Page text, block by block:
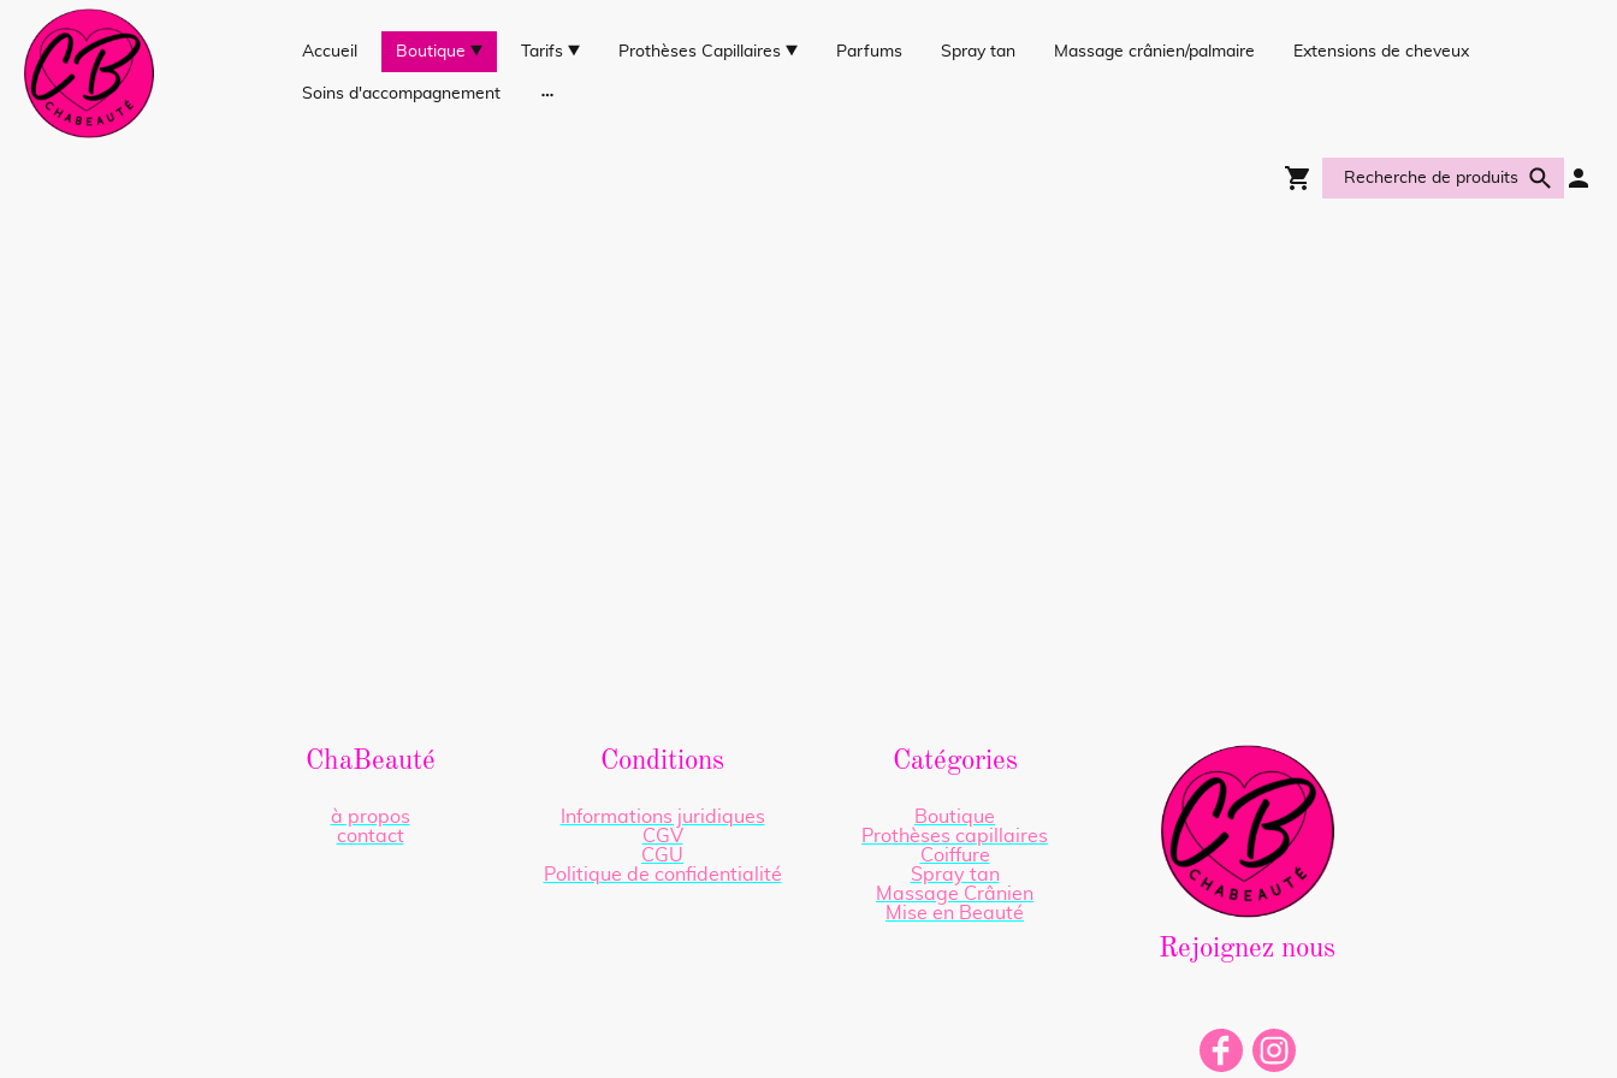
Accueil Boutique Tarifs Prothèses Capillaires Parfums Spray tan Massage crânien/palmaire Extensions de cheveux
Soins d'accompagnement
ChaBeauté Conditions
à propos
contact
Informations juridiques
CGV
CGU
Politique de confidentialité
Catégories
Boutique
Prothèses capillaires
Coiffure
Spray tan
Massage Crânien
Mise en Beauté
Rejoignez nous